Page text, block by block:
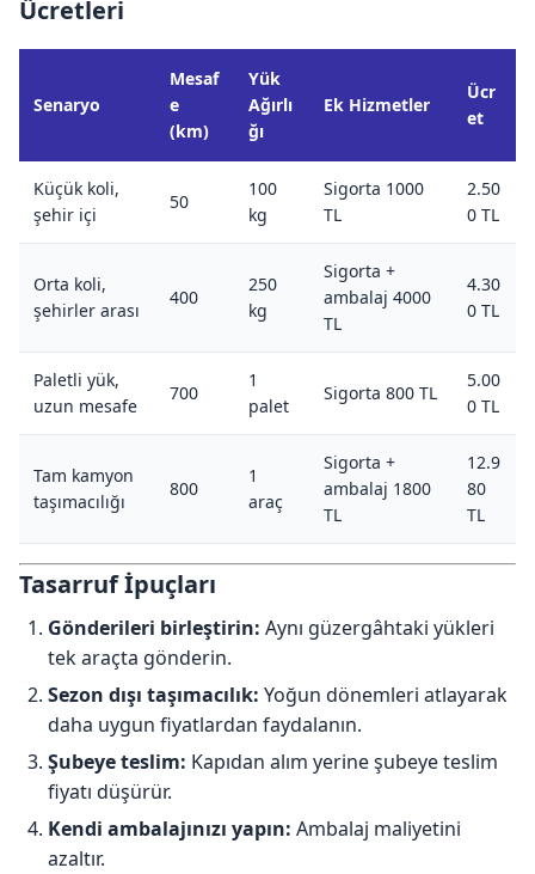
Ücretleri
Senaryo
Mesaf
e
(km)
Yük
Ağırlı
ğı
Ek Hizmetler
Ücr
et
Küçük koli,
şehir içi
50
100
kg
Sigorta 1000
TL
2.50
0 TL
Orta koli,
şehirler arası
400
250
kg
Sigorta +
ambalaj 4000
TL
4.30
0 TL
Paletli yük,
uzun mesafe
700
1
palet
Sigorta 800 TL
5.00
0 TL
Tam kamyon
taşımacılığı
800
1
araç
Sigorta +
ambalaj 1800
TL
12.9
80
TL
Tasarruf İpuçları
Gönderileri birleştirin: Aynı güzergâhtaki yükleri
tek araçta gönderin.
Sezon dışı taşımacılık: Yoğun dönemleri atlayarak
daha uygun fiyatlardan faydalanın.
Şubeye teslim: Kapıdan alım yerine şubeye teslim
fiyatı düşürür.
Kendi ambalajınızı yapın: Ambalaj maliyetini
azaltır.